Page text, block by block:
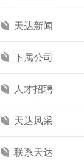
天达新闻
下属公司
人才招聘
天达风采
联系天达